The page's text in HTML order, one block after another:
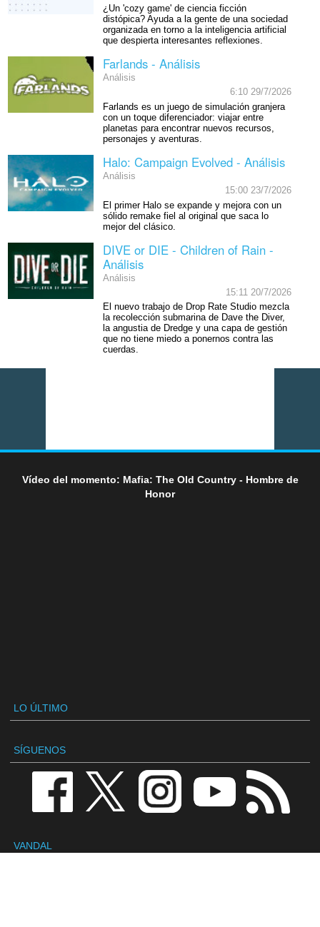
¿Un 'cozy game' de ciencia ficción
distópica? Ayuda a la gente de una sociedad
organizada en torno a la inteligencia artificial
que despierta interesantes reflexiones.
Farlands - Análisis
Análisis
6:10 29/7/2026
Farlands es un juego de simulación granjera
con un toque diferenciador: viajar entre
planetas para encontrar nuevos recursos,
personajes y aventuras.
Halo: Campaign Evolved - Análisis
Análisis
15:00 23/7/2026
El primer Halo se expande y mejora con un
sólido remake fiel al original que saca lo
mejor del clásico.
DIVE or DIE - Children of Rain -
Análisis
Análisis
15:11 20/7/2026
El nuevo trabajo de Drop Rate Studio mezcla
la recolección submarina de Dave the Diver,
la angustia de Dredge y una capa de gestión
que no tiene miedo a ponernos contra las
cuerdas.
Vídeo del momento: Mafia: The Old Country - Hombre de
Honor
LO ÚLTIMO
SÍGUENOS
VANDAL